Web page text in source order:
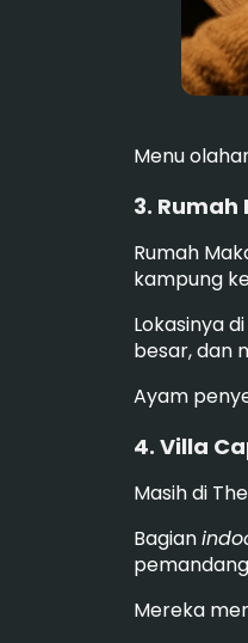
Menu
3.
Rumah
kampung
Lokasinya
besar, dan
Ayam
4. Villa
Masih di
Bagian
Mereka